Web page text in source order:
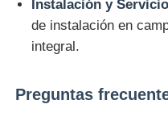
Instalación y
de instalación en
integral.
Preguntas